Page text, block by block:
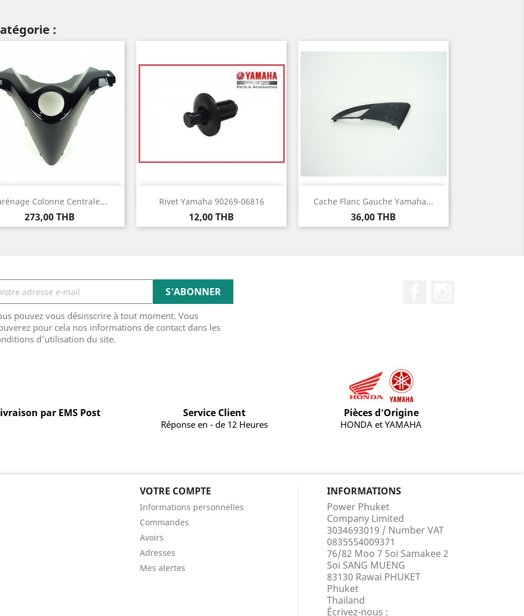
:
Colonne Centrale...
Prix
273,00 THB
Aperçu rapide Rivet Yamaha 90269-06816
Prix
12,00 THB
Aperçu rapide Cache Flanc Gauche Yamaha...
Prix
36,00 THB
Aperçu rapide
pouvez vous désinscrire à tout moment. Vous
pour cela nos informations de contact dans les
d'utilisation du site.
par EMS Post Service Client
Réponse en - de 12 Heures
Pièces d'Origine
HONDA et YAMAHA
VOTRE COMPTE
Informations personnelles
Commandes
Avoirs
Adresses
Mes alertes
INFORMATIONS
Power Phuket
Company Limited
3034693019 / Number VAT
0835554009371
76/82 Moo 7 Soi Samakee 2
Soi SANG MUENG
83130 Rawai PHUKET
Phuket
Thailand
Écrivez-nous :